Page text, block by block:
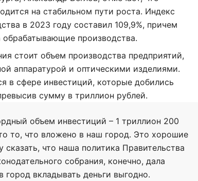
на стабильном пути роста. Индекс
в 2023 году составил 109,9%, причем
обрабатывающие производства.
стоит объем производства предприятий,
аппаратурой и оптическими изделиями.
в сфере инвестиций, которые добились
сумму в триллион рублей.
объем инвестиций – 1 триллион 200
то, что вложено в наш город. Это хорошие
сказать, что наша политика Правительства
собрания, конечно, дала
город вкладывать деньги выгодно.